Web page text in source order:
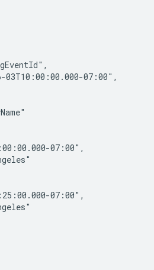
03T10:00:00.000-07:00",
07:00",
07:00",